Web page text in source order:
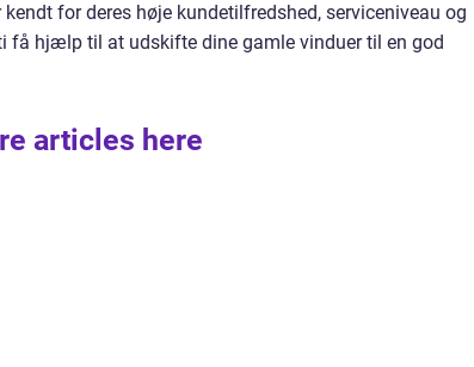
for deres høje kundetilfredshed, serviceniveau og
få hjælp til at udskifte dine gamle vinduer til en god
articles here